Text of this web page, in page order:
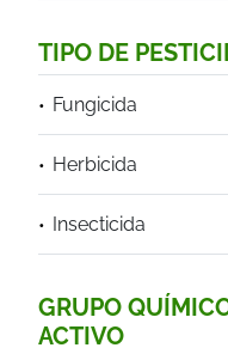
TIPO DE
Fungicida
Herbicida
Insecticida
GRUPO
ACTIVO